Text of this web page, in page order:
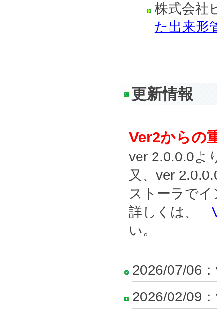
株式会社
た出来形
更新情報
Ver2からの
ver 2.0.0.0よ
又、ver
ストーラで
詳しくは、
い。
2026/07/06
2026/02/09